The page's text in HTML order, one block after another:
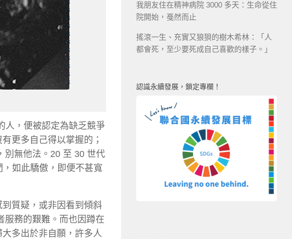
人，便被認定為缺乏競爭
更多自己得以掌握的；
別無他法。20 至 30 世代
如此驕傲，即便不甚寬
質疑，或非因看到傾斜
服務的艱難。而也因蹲在
多出於非自願，許多人
我朋友住在精神病院 3000 多天：生命從住
院開始，戞然而止
搖滾一生、充實又狼狽的樹木希林：「人
都會死，至少要死成自己喜歡的樣子。」
認識永續發展，鎖定專欄！